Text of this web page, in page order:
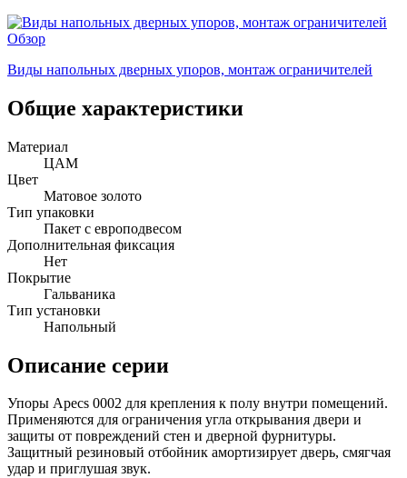
Обзор
Виды напольных дверных упоров, монтаж ограничителей
Общие характеристики
Материал
ЦАМ
Цвет
Матовое золото
Тип упаковки
Пакет с европодвесом
Дополнительная фиксация
Нет
Покрытие
Гальваника
Тип установки
Напольный
Описание серии
Упоры Apecs 0002 для крепления к полу внутри помещений.
Применяются для ограничения угла открывания двери и
защиты от повреждений стен и дверной фурнитуры.
Защитный резиновый отбойник амортизирует дверь, смягчая
удар и приглушая звук.